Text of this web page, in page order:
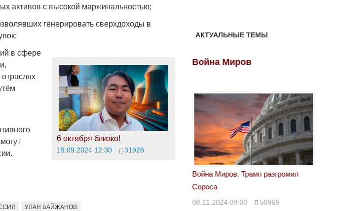
активов с высокой маржинальностью;
генерировать сверхдоходы в
6 октября близко!
19.09.2024 12:30 31928
в сфере
УЛАН БАЙЖАНОВ
АКТУАЛЬНЫЕ ТЕМЫ
Война Миров
Война Миров. Трамп разгромил
Сороса
08.11.2024 09:00 50969